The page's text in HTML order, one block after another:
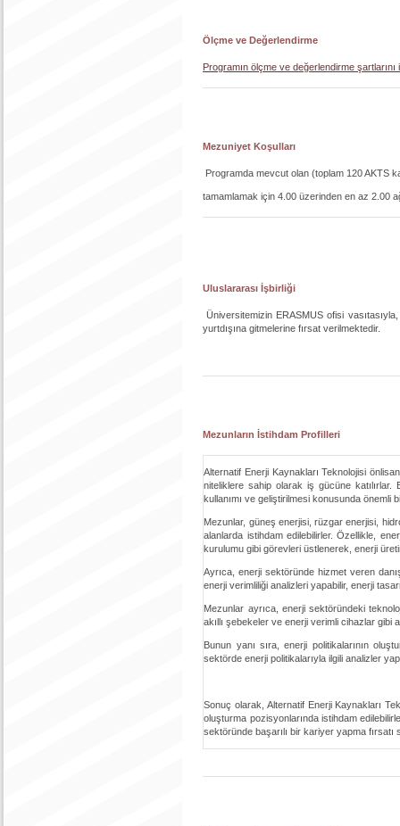
Ölçme ve Değerlendirme
Programın ölçme ve değerlendirme
Mezuniyet Koşulları
Programda mevcut olan (toplam 120 AKTS
tamamlamak için 4.00 üzerinden en az 2.00
Uluslararası İşbirliği
Üniversitemizin ERASMUS ofisi
yurtdışına gitmelerine fırsat verilmektedir.
Mezunların İstihdam Profilleri
Alternatif Enerji Kaynakları Teknolojisi
niteliklere sahip olarak iş gücüne
kullanımı ve geliştirilmesi konusunda önemli
Mezunlar, güneş enerjisi, rüzgar enerjisi,
alanlarda istihdam edilebilirler. Özellikle,
kurulumu gibi görevleri üstlenerek, enerji
Ayrıca, enerji sektöründe hizmet veren
enerji verimliliği analizleri yapabilir, enerji
Mezunlar ayrıca, enerji sektöründeki
akıllı şebekeler ve enerji verimli cihazlar gibi
Bunun yanı sıra, enerji politikalarının
sektörde enerji politikalarıyla ilgili analizler
Sonuç olarak, Alternatif Enerji Kaynakları
oluşturma pozisyonlarında istihdam
sektöründe başarılı bir kariyer yapma fırsatı